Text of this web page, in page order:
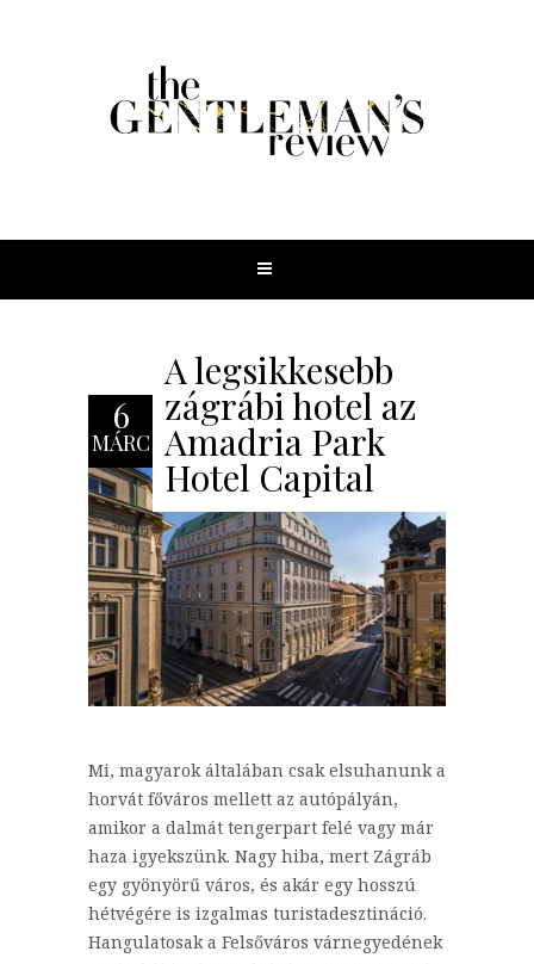
6
MÁRC
A legsikkesebb
zágrábi hotel az
Amadria Park
Hotel Capital
Mi, magyarok általában csak elsuhanunk a
horvát főváros mellett az autópályán,
amikor a dalmát tengerpart felé vagy már
haza igyekszünk. Nagy hiba, mert Zágráb
egy gyönyörű város, és akár egy hosszú
hétvégére is izgalmas turistadesztináció.
Hangulatosak a Felsőváros várnegyedének